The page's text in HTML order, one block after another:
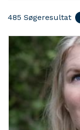
485 Søgeresultat